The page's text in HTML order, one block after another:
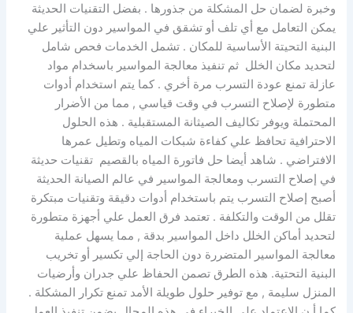
وخبرة لضمان حل المشكلة من جذورها . بفضل التقنيات الحديثة
يمكن التعامل مع أي تلف أو تشقق في المواسير دون التأثير علي
البنية التحيتة الأساسية للمكان . تشمل الخدمات فحص شامل
لتحديد مكان الخلل ثم تنفيذ معالجة المواسير باسخدام مواد
عازلة تمنع عودة التسرب مرة أخري . كما يتم استخدام أدوات
متطورة لإصلاح التسرب في وقت قياسي , مما من الأضرار
المحتملة ويوفر تكاليف الصيثانة المستقبلية . هذه الحلول
الاحترافية تحافظ علي كفاءة شبكات المياه وتطيل عمرها
الافتراضي . شاهد أيضا حل فاتورة المياه بالقصيم تقنيات حديثة
في إصلاح التسرب ومعالجة المواسير في عالم الصيانة الحديثة
أصبح إصلاح التسرب يتم باستخدام أدوات دقيقة وتقنيات مبتكرة
تقلل من الوقت والتكلفة . تعتمد فرق العمل علي أجهزة متطورة
لتحديد أماكن الخلل داخل المواسير بدقة , مما يسهل عملية
معالجة المواسير المتضررة دون الحاجة إلي تكسير أو تخريب
البنية التحتية. هذه الطرق تصمن الحفاظ علي جدران وأرضيات
المنزل سليمة , مع توفير حلول طويلة الأمد تمنع تكرار المشكلة .